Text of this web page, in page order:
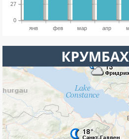
янв фев мар апр
0
27